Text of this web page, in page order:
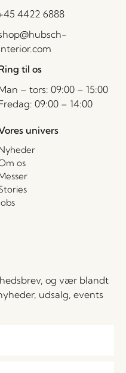
4422 6888
til os
– tors: 09:00 – 15:00
09:00 – 14:00
univers
os
og vær blandt
udsalg, events